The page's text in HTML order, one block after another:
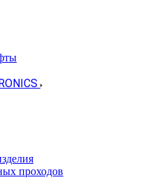
проходов